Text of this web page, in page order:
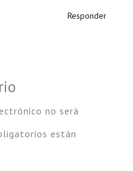
Responder
no será
están